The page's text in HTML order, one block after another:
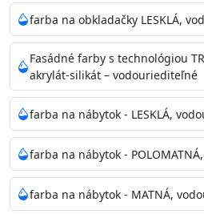
25°C
farba na obkladačky LESKLÁ,
Fasádné farby s technológiou
akrylát-silikát – vodouriediteľné
farba na nábytok - LESKLÁ,
farba na nábytok -
farba na nábytok - MATNÁ,